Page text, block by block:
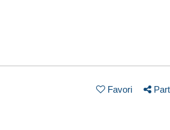
Favori